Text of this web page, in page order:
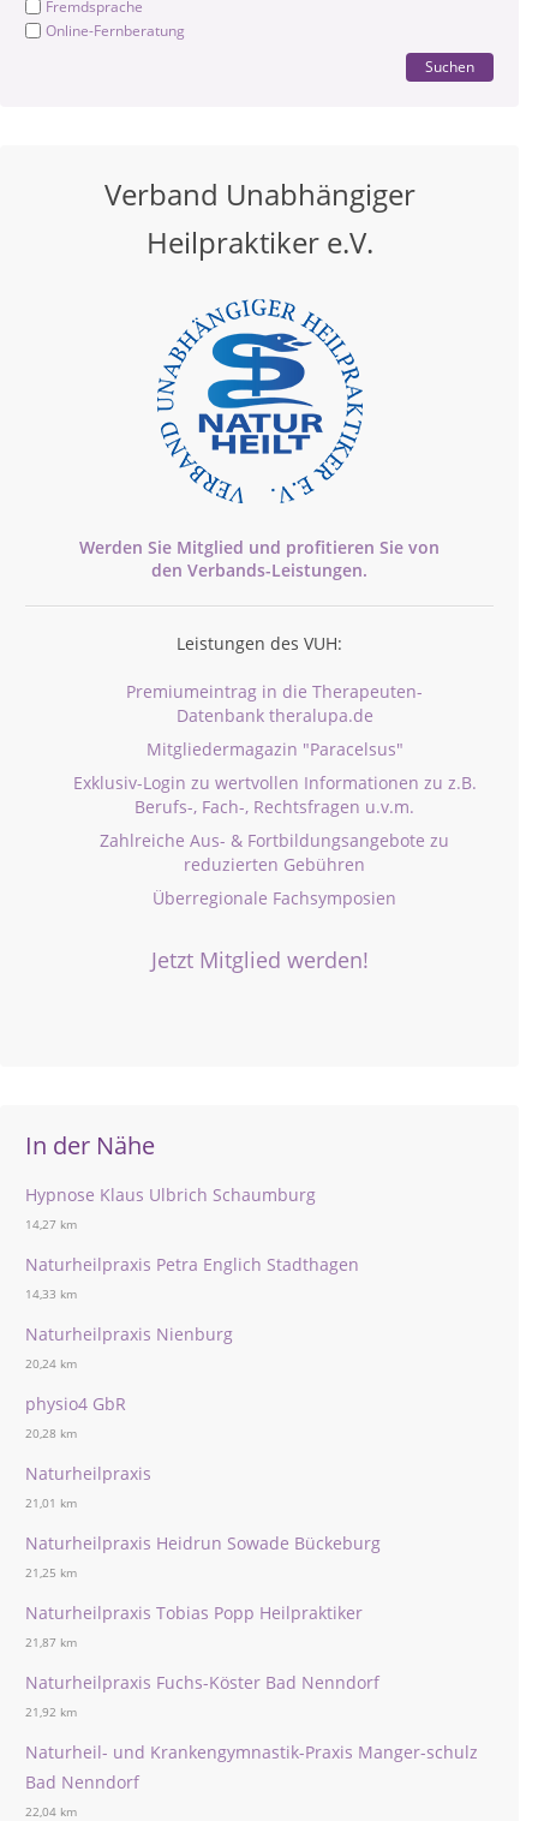
Fremdsprache
Online-Fernberatung
Suchen
Verband Unabhängiger
Heilpraktiker e.V.
Werden Sie Mitglied und profitieren Sie von
den Verbands-Leistungen.
Leistungen des VUH:
Premiumeintrag in die Therapeuten-
Datenbank theralupa.de
Mitgliedermagazin "Paracelsus"
Exklusiv-Login zu wertvollen Informationen zu z.B.
Berufs-, Fach-, Rechtsfragen u.v.m.
Zahlreiche Aus- & Fortbildungsangebote zu
reduzierten Gebühren
Überregionale Fachsymposien
Jetzt Mitglied werden!
In der Nähe
Hypnose Klaus Ulbrich Schaumburg
14,27 km
Naturheilpraxis Petra Englich Stadthagen
14,33 km
Naturheilpraxis Nienburg
20,24 km
physio4 GbR
20,28 km
Naturheilpraxis
21,01 km
Naturheilpraxis Heidrun Sowade Bückeburg
21,25 km
Naturheilpraxis Tobias Popp Heilpraktiker
21,87 km
Naturheilpraxis Fuchs-Köster Bad Nenndorf
21,92 km
Naturheil- und Krankengymnastik-Praxis Manger-schulz
Bad Nenndorf
22,04 km